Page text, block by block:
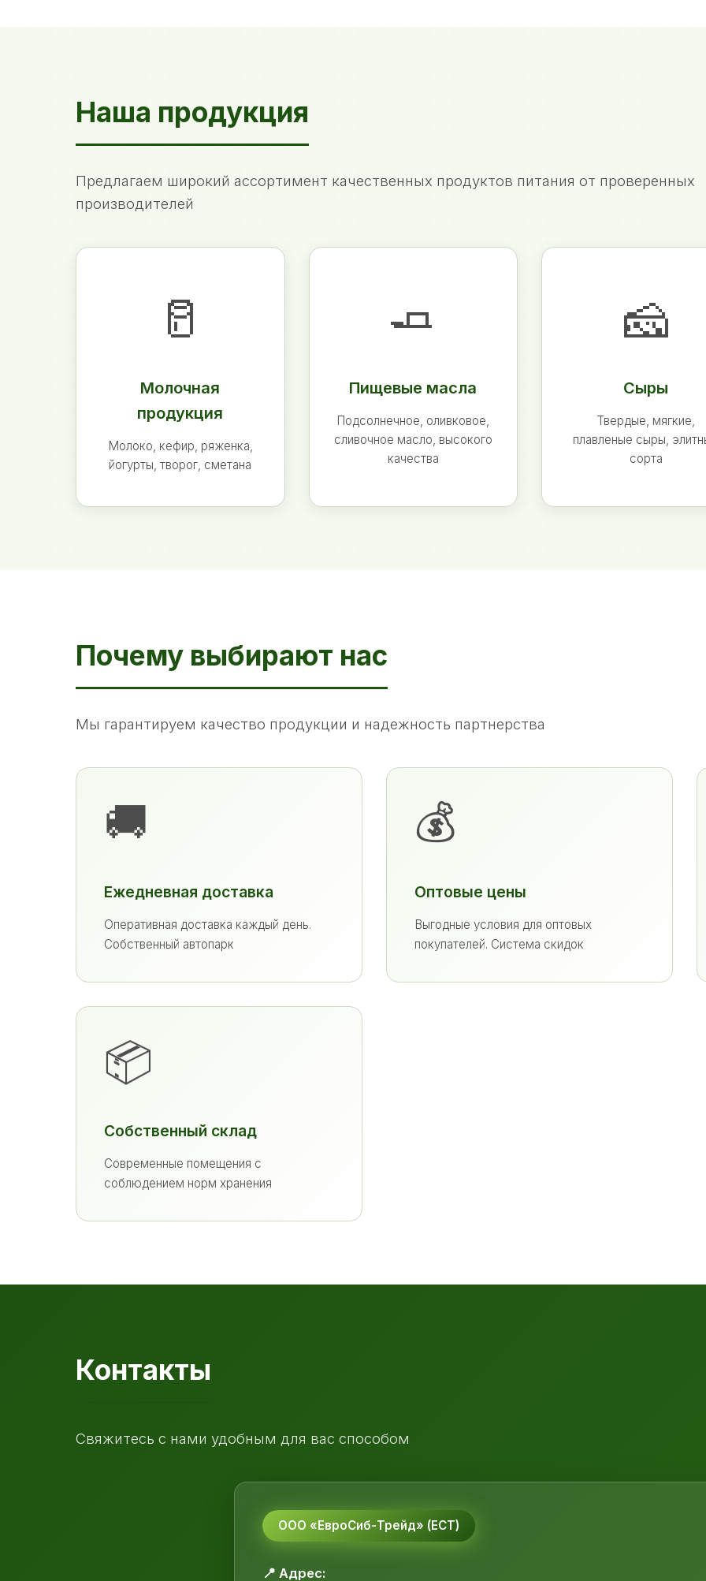
Наша продукция
Предлагаем широкий ассортимент качественных продуктов питания от проверенных
производителей
🥛
Молочная
продукция
Молоко, кефир, ряженка,
йогурты, творог, сметана
🧈
Пищевые масла
Подсолнечное, оливковое,
сливочное масло, высокого
качества
🧀
Сыры
Твердые, мягкие,
плавленые сыры,
сорта
Почему выбирают нас
Мы гарантируем качество продукции и надежность партнерства
🚚
Ежедневная доставка
Оперативная доставка каждый день.
Собственный автопарк
💰
Оптовые цены
Выгодные условия для оптовых
покупателей. Система скидок
📦
Собственный склад
Современные помещения с
соблюдением норм хранения
Контакты
Свяжитесь с нами удобным для вас способом
ООО «ЕвроСиб-Трейд» (ЕСТ)
📍 Адрес: